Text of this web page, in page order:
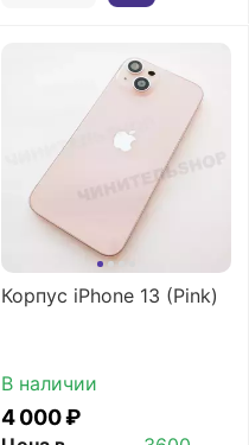
Корпус iPhone 13 (Pink)
В наличии
4 000₽